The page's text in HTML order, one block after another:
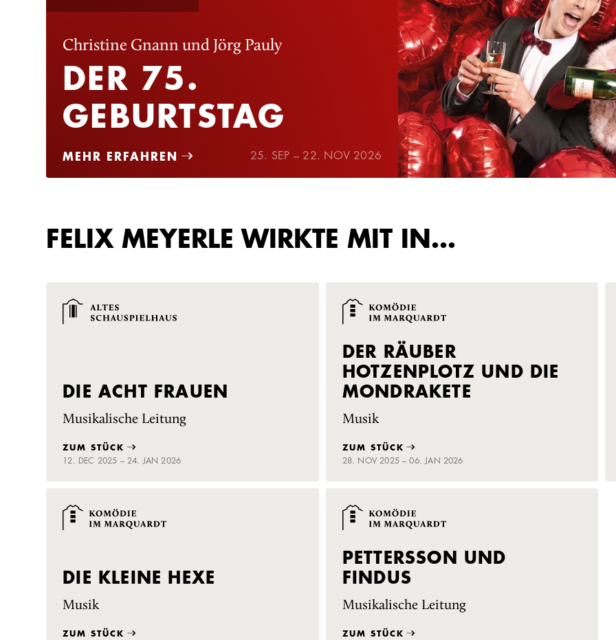
Christine Gnann und Jörg Pauly
DER 75.
GEBURTSTAG
MEHR ERFAHREN 25. SEP – 22. NOV 2026
FELIX MEYERLE WIRKTE MIT IN…
DIE ACHT FRAUEN
Musikalische Leitung
ZUM STÜCK
12. DEC 2025 – 24. JAN 2026
DER RÄUBER
HOTZENPLOTZ UND DIE
MONDRAKETE
Musik
ZUM STÜCK
28. NOV 2025 – 06. JAN 2026
DIE KLEINE HEXE
Musik
ZUM STÜCK
PETTERSSON UND
FINDUS
Musikalische Leitung
ZUM STÜCK